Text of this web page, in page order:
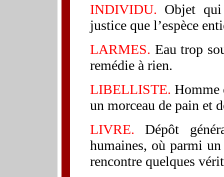
INDIVIDU. Objet qui
justice que l’espèce
LARMES. Eau trop
remédie à rien.
LIBELLISTE. Homme
un morceau de pain et
LIVRE.Dépôt
humaines, où parmi
rencontre quelques